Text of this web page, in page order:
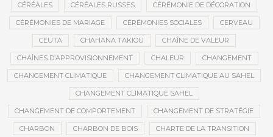
CÉRÉALES CÉRÉALES RUSSES CÉRÉMONIE DE DÉCORATION
CÉRÉMONIES DE MARIAGE CÉRÉMONIES SOCIALES CERVEAU
CEUTA CHAHANA TAKIOU CHAÎNE DE VALEUR
CHAÎNES D’APPROVISIONNEMENT CHALEUR CHANGEMENT
CHANGEMENT CLIMATIQUE CHANGEMENT CLIMATIQUE AU SAHEL
CHANGEMENT CLIMATIQUE SAHEL
CHANGEMENT DE COMPORTEMENT CHANGEMENT DE STRATÉGIE
CHARBON CHARBON DE BOIS CHARTE DE LA TRANSITION